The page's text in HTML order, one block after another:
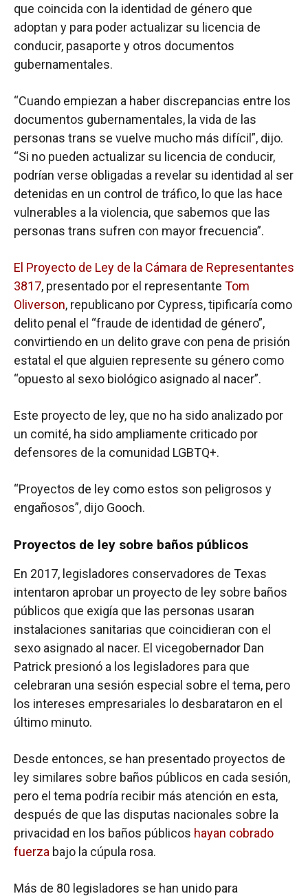
que coincida con la identidad de género que
adoptan y para poder actualizar su licencia de
conducir, pasaporte y otros documentos
gubernamentales.
“Cuando empiezan a haber discrepancias entre los
documentos gubernamentales, la vida de las
personas trans se vuelve mucho más difícil”, dijo.
“Si no pueden actualizar su licencia de conducir,
podrían verse obligadas a revelar su identidad al ser
detenidas en un control de tráfico, lo que las hace
vulnerables a la violencia, que sabemos que las
personas trans sufren con mayor frecuencia”.
El Proyecto de Ley de la Cámara de Representantes
3817, presentado por el representante Tom
Oliverson, republicano por Cypress, tipificaría como
delito penal el “fraude de identidad de género”,
convirtiendo en un delito grave con pena de prisión
estatal el que alguien represente su género como
“opuesto al sexo biológico asignado al nacer”.
Este proyecto de ley, que no ha sido analizado por
un comité, ha sido ampliamente criticado por
defensores de la comunidad LGBTQ+.
“Proyectos de ley como estos son peligrosos y
engañosos”, dijo Gooch.
Proyectos de ley sobre baños públicos
En 2017, legisladores conservadores de Texas
intentaron aprobar un proyecto de ley sobre baños
públicos que exigía que las personas usaran
instalaciones sanitarias que coincidieran con el
sexo asignado al nacer. El vicegobernador Dan
Patrick presionó a los legisladores para que
celebraran una sesión especial sobre el tema, pero
los intereses empresariales lo desbarataron en el
último minuto.
Desde entonces, se han presentado proyectos de
ley similares sobre baños públicos en cada sesión,
pero el tema podría recibir más atención en esta,
después de que las disputas nacionales sobre la
privacidad en los baños públicos hayan cobrado
fuerza bajo la cúpula rosa.
Más de 80 legisladores se han unido para